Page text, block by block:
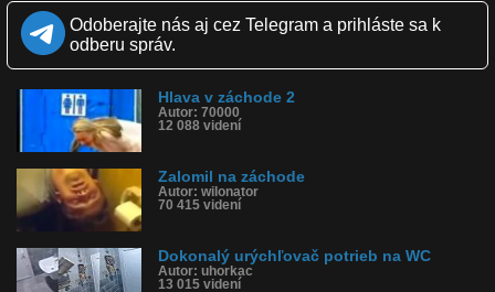
Zverejnené: 28.7.2012 7:40
Páči sa: 0% (6 hlasov)
Obľúbené: 0
Komentárov: 2
Kategória: zábavné
Tagy: sumec, wc
História sledovanosti videa:
Odoberajte nás aj cez Telegram a prihláste sa k
odberu správ.
Hlava v záchode 2
Autor: 70000
12 088 videní
Zalomil na záchode
Autor: wilonator
70 415 videní
Dokonalý urýchľovač potrieb na WC
Autor: uhorkac
13 015 videní